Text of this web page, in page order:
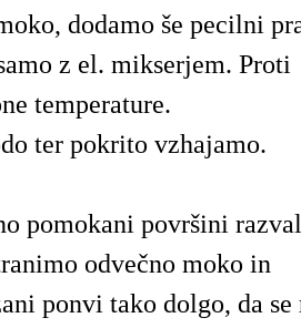
dodamo še pecilni
z el. mikserjem. Proti
temperature.
ter pokrito vzhajamo.
pomokani površini
odvečno moko in
ponvi tako dolgo, da se